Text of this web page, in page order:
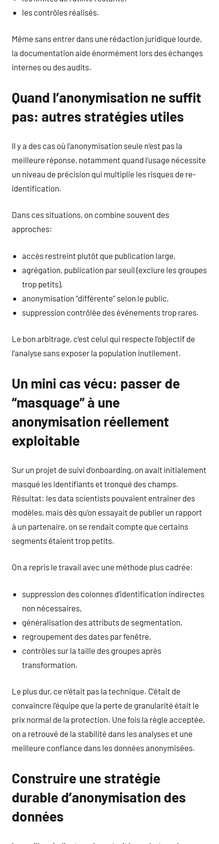
les contrôles réalisés.
Même sans entrer dans une rédaction juridique lourde,
la documentation aide énormément lors des échanges
internes ou des audits.
Quand l’anonymisation ne suffit
pas: autres stratégies utiles
Il y a des cas où l’anonymisation seule n’est pas la
meilleure réponse, notamment quand l’usage nécessite
un niveau de précision qui multiplie les risques de re-
identification.
Dans ces situations, on combine souvent des
approches:
accès restreint plutôt que publication large,
agrégation, publication par seuil (exclure les groupes
trop petits),
anonymisation “différente” selon le public,
suppression contrôlée des événements trop rares.
Le bon arbitrage, c’est celui qui respecte l’objectif de
l’analyse sans exposer la population inutilement.
Un mini cas vécu: passer de
“masquage” à une
anonymisation réellement
exploitable
Sur un projet de suivi d’onboarding, on avait initialement
masqué les identifiants et tronqué des champs.
Résultat: les data scientists pouvaient entraîner des
modèles, mais dès qu’on essayait de publier un rapport
à un partenaire, on se rendait compte que certains
segments étaient trop petits.
On a repris le travail avec une méthode plus cadrée:
suppression des colonnes d’identification indirectes
non nécessaires,
généralisation des attributs de segmentation,
regroupement des dates par fenêtre,
contrôles sur la taille des groupes après
transformation.
Le plus dur, ce n’était pas la technique. C’était de
convaincre l’équipe que la perte de granularité était le
prix normal de la protection. Une fois la règle acceptée,
on a retrouvé de la stabilité dans les analyses et une
meilleure confiance dans les données anonymisées.
Construire une stratégie
durable d’anonymisation des
données